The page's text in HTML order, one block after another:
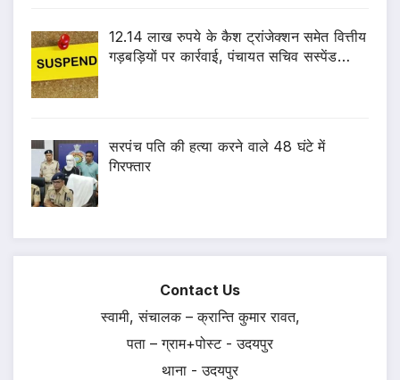
12.14 लाख रुपये के कैश ट्रांजेक्शन समेत वित्तीय
गड़बड़ियों पर कार्रवाई, पंचायत सचिव सस्पेंड…
सरपंच पति की हत्या करने वाले 48 घंटे में
गिरफ्तार
Contact Us
स्वामी, संचालक – क्रान्ति कुमार रावत,
पता – ग्राम+पोस्ट - उदयपुर
थाना - उदयपुर